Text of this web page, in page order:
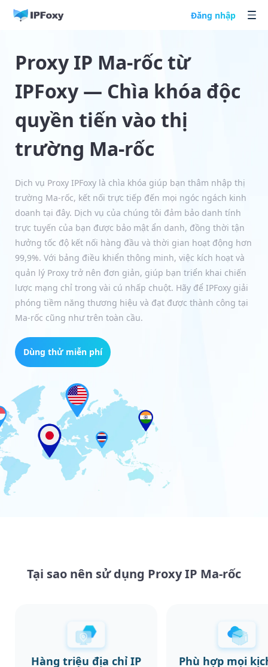
Đăng nhập
Proxy IP Ma-rốc từ
IPFoxy — Chìa khóa độc
quyền tiến vào thị
trường Ma-rốc
Dịch vụ Proxy IPFoxy là chìa khóa giúp bạn thâm nhập thị
trường Ma-rốc, kết nối trực tiếp đến mọi ngóc ngách kinh
doanh tại đây. Dịch vụ của chúng tôi đảm bảo danh tính
trực tuyến của bạn được bảo mật ẩn danh, đồng thời tận
hưởng tốc độ kết nối hàng đầu và thời gian hoạt động hơn
99,9%. Với bảng điều khiển thông minh, việc kích hoạt và
quản lý Proxy trở nên đơn giản, giúp bạn triển khai chiến
lược mạng chỉ trong vài cú nhấp chuột. Hãy để IPFoxy giải
phóng tiềm năng thương hiệu và đạt được thành công tại
Ma-rốc cũng như trên toàn cầu.
Dùng thử miễn phí
Tại sao nên sử dụng Proxy IP Ma-rốc
Hàng triệu địa chỉ IP
Phù hợp mọi